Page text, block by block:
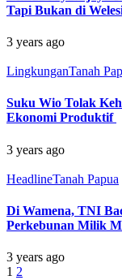
Tapi Bukan di
3 years ago
LingkunganTanah
Suku Wio Tolak
Ekonomi Produktif
3 years ago
HeadlineTanah Papua
Di Wamena, TNI
Perkebunan Milik
3 years ago
1 2